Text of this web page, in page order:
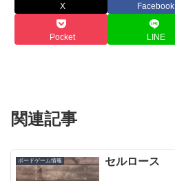
X Facebook
Pocket LINE
関連記事
ボードゲーム情報 セルロース